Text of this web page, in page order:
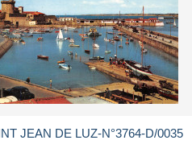
JEAN DE LUZ-N°3764-D/0035